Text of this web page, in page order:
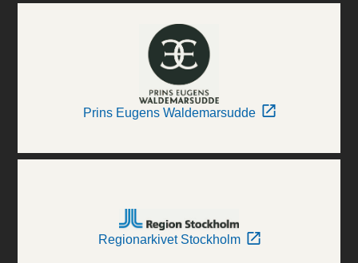
Prins Eugens Waldemarsudde
Regionarkivet Stockholm